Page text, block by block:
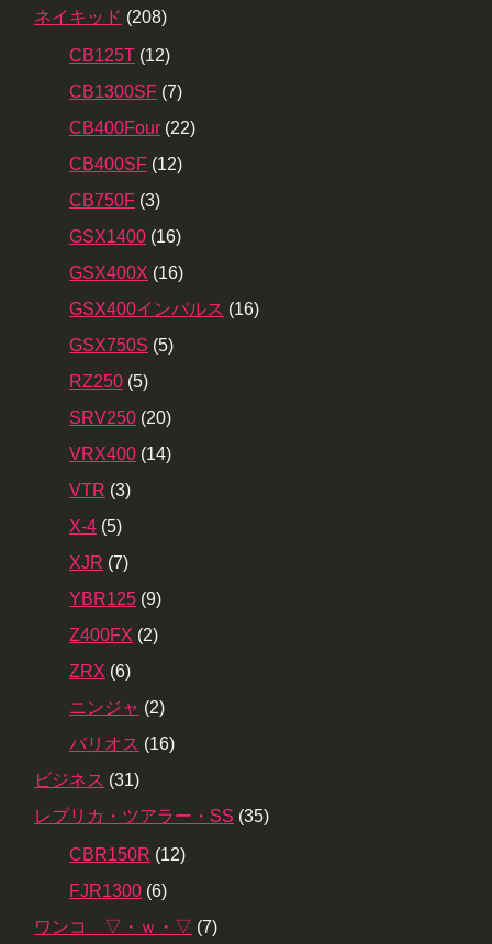
ネイキッド (208)
CB125T (12)
CB1300SF (7)
CB400Four (22)
CB400SF (12)
CB750F (3)
GSX1400 (16)
GSX400X (16)
GSX400インパルス (16)
GSX750S (5)
RZ250 (5)
SRV250 (20)
VRX400 (14)
VTR (3)
X-4 (5)
XJR (7)
YBR125 (9)
Z400FX (2)
ZRX (6)
ニンジャ (2)
バリオス (16)
ビジネス (31)
レプリカ・ツアラー・SS (35)
CBR150R (12)
FJR1300 (6)
ワンコ ▽・ｗ・▽ (7)